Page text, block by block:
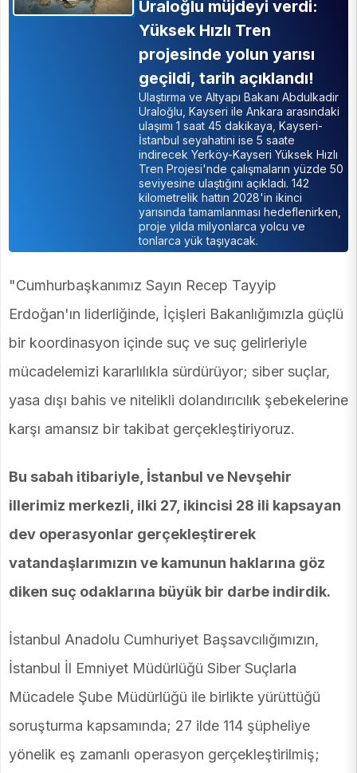
Uraloğlu müjdeyi verdi:
Yüksek Hızlı Tren
projesinde yolun yarısı
geçildi, tarih açıklandı!
Ulaştırma ve Altyapı Bakanı Abdulkadir
Uraloğlu, Kayseri ile Ankara arasındaki
ulaşımı 1 saat 45 dakikaya, Kayseri-
İstanbul seyahatini ise 5 saate
indirecek Yerköy-Kayseri Yüksek Hızlı
Tren Projesi'nde çalışmaların yüzde 50
seviyesine ulaştığını açıkladı. 142
kilometrelik hattın 2028'in ikinci
yarısında tamamlanması hedeflenirken,
proje yılda milyonlarca yolcu ve
tonlarca yük taşıyacak.
"Cumhurbaşkanımız Sayın Recep Tayyip
Erdoğan'ın liderliğinde, İçişleri Bakanlığımızla güçlü
bir koordinasyon içinde suç ve suç gelirleriyle
mücadelemizi kararlılıkla sürdürüyor; siber suçlar,
yasa dışı bahis ve nitelikli dolandırıcılık şebekelerine
karşı amansız bir takibat gerçekleştiriyoruz.
Bu sabah itibariyle, İstanbul ve Nevşehir
illerimiz merkezli, ilki 27, ikincisi 28 ili kapsayan
dev operasyonlar gerçekleştirerek
vatandaşlarımızın ve kamunun haklarına göz
diken suç odaklarına büyük bir darbe indirdik.
İstanbul Anadolu Cumhuriyet Başsavcılığımızın,
İstanbul İl Emniyet Müdürlüğü Siber Suçlarla
Mücadele Şube Müdürlüğü ile birlikte yürüttüğü
soruşturma kapsamında; 27 ilde 114 şüpheliye
yönelik eş zamanlı operasyon gerçekleştirilmiş;